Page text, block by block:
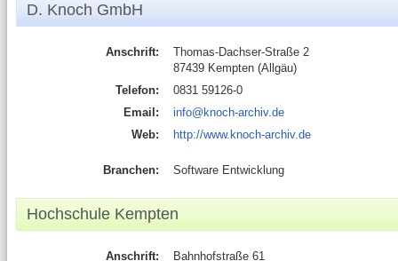
D. Knoch GmbH
Anschrift:
Thomas-Dachser-Straße 2
87439 Kempten (Allgäu)
Telefon:
0831 59126-0
Email:
info@knoch-archiv.de
Web:
http://www.knoch-archiv.de
Branchen: Software Entwicklung
Hochschule Kempten
Anschrift:
Bahnhofstraße 61